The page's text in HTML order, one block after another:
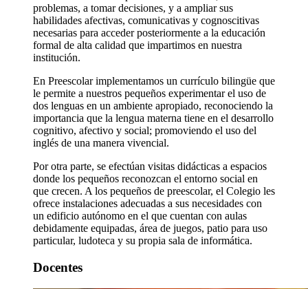
problemas, a tomar decisiones, y a ampliar sus
habilidades afectivas, comunicativas y cognoscitivas
necesarias para acceder posteriormente a la educación
formal de alta calidad que impartimos en nuestra
institución.
En Preescolar implementamos un currículo bilingüe que
le permite a nuestros pequeños experimentar el uso de
dos lenguas en un ambiente apropiado, reconociendo la
importancia que la lengua materna tiene en el desarrollo
cognitivo, afectivo y social; promoviendo el uso del
inglés de una manera vivencial.
Por otra parte, se efectúan visitas didácticas a espacios
donde los pequeños reconozcan el entorno social en
que crecen. A los pequeños de preescolar, el Colegio les
ofrece instalaciones adecuadas a sus necesidades con
un edificio autónomo en el que cuentan con aulas
debidamente equipadas, área de juegos, patio para uso
particular, ludoteca y su propia sala de informática.
Docentes